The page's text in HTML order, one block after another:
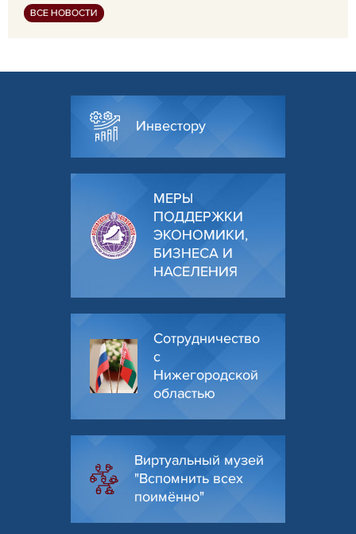
ВСЕ НОВОСТИ
Инвестору
МЕРЫ
ПОДДЕРЖКИ
ЭКОНОМИКИ,
БИЗНЕСА И
НАСЕЛЕНИЯ
Сотрудничество
с
Нижегородской
областью
Виртуальный музей
"Вспомнить всех
поимённо"